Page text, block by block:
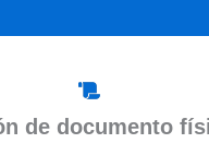
de documento